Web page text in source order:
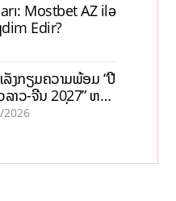
Mostbet AZ ilə
Edir?
ລັ່ງກຽມຄວາມພ້ອມ “ປີ
າວ-ຈີນ 2027” ຫວັງ
ະກິດທ້ອງຖິ່ນ
2026